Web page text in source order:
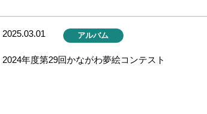
2025.03.01 アルバム
2024年度第29回かながわ夢絵コンテスト